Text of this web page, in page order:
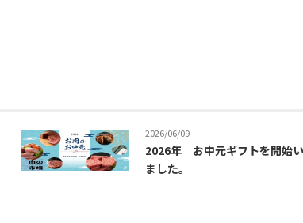
2026/06/09
2026年 お中元ギフトを開始
ました。